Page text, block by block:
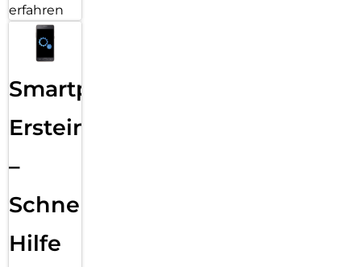
erfahren
Smartphone
Ersteinrichtung
–
Schnelle
Hilfe